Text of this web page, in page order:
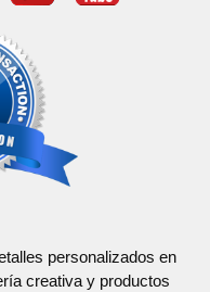
personalizados en
creativa y productos